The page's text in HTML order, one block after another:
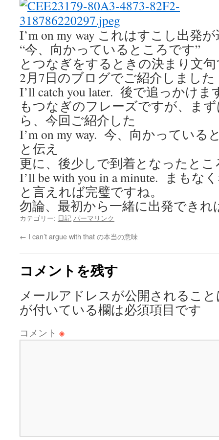
I’m on my way これはすこし出発
“今、向かっているところです”
とつなぎをするときの決まり文
2月7日のブログでご紹介しました
I’ll catch you later. 後で追っかけま
もつなぎのフレーズですが、ま
ら、今回ご紹介した
I’m on my way. 今、向かっている
と伝え
更に、後少しで到着となったと
I’ll be with you in a minute.
まもな
と言えれば完璧ですね。
勿論、最初から一緒に出発でき
カテゴリー: 日記 パーマリンク
← I can’t argue with that の本当の意味
コメントを残す
メールアドレスが公開されるこ
が付いている欄は必須項目です
コメント ※